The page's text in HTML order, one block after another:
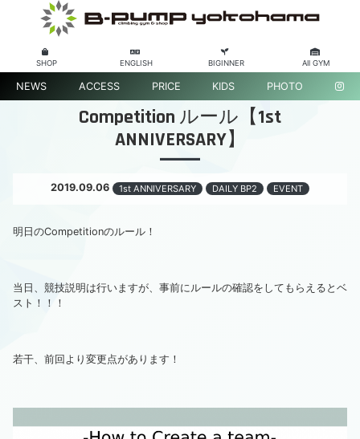
SHOP ENGLISH BIGINNER All GYM
NEWS ACCESS PRICE KIDS PHOTO
Competition ルール【1st
ANNIVERSARY】
2019.09.06 1st ANNIVERSARY DAILY BP2 EVENT
明日のCompetitionのルール！
当日、競技説明は行いますが、事前にルールの確認をしてもらえるとベ
スト！！！
若干、前回より変更点があります！